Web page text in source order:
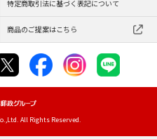
特定商取引法に基づく表記について
商品のご提案はこちら
All Rights Reserved.